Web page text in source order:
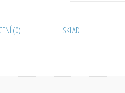
(0) SKLAD